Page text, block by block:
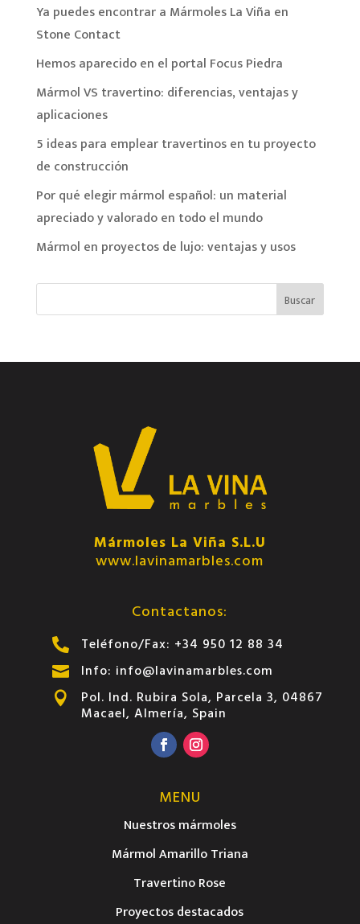
Ya puedes encontrar a Mármoles La Viña en
Stone Contact
Hemos aparecido en el portal Focus Piedra
Mármol VS travertino: diferencias, ventajas y
aplicaciones
5 ideas para emplear travertinos en tu proyecto
de construcción
Por qué elegir mármol español: un material
apreciado y valorado en todo el mundo
Mármol en proyectos de lujo: ventajas y usos
Mármoles La Viña S.L.U
www.lavinamarbles.com
Contactanos:
 Teléfono/Fax: +34 950 12 88 34
 Info: info@lavinamarbles.com
 Pol. Ind. Rubira Sola, Parcela 3, 04867
Macael, Almería, Spain
MENU
Nuestros mármoles
Mármol Amarillo Triana
Travertino Rose
Proyectos destacados